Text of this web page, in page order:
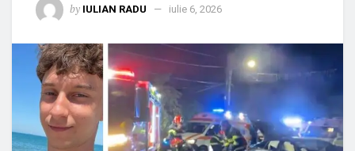
by IULIAN RADU iulie 6, 2026